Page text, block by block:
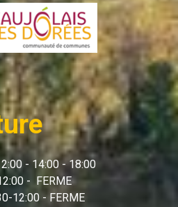
- 14:00 - 18:00
- FERME
12:00 - FERME